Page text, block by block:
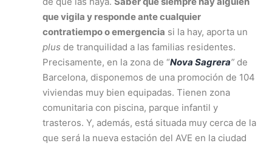
que vigila y responde ante cualquier
contratiempo o emergencia si la hay, aporta un
plus de tranquilidad a las familias residentes.
Precisamente, en la zona de “Nova Sagrera” de
Barcelona, disponemos de una promoción de 104
viviendas muy bien equipadas. Tienen zona
comunitaria con piscina, parque infantil y
trasteros. Y, además, está situada muy cerca de la
que será la nueva estación del AVE en la ciudad